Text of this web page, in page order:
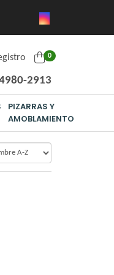
2913
0
PIZARRAS Y
AMOBLAMIENTO